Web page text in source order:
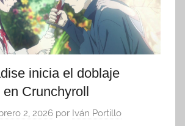
inicia el doblaje
Crunchyroll
2, 2026 por Iván Portillo